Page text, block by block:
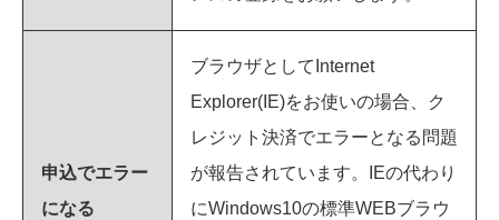
申込でエラー
になる
ブラウザとしてInternet
Explorer(IE)をお使いの場合、ク
レジット決済でエラーとなる問題
が報告されています。IEの代わり
にWindows10の標準WEBブラウ